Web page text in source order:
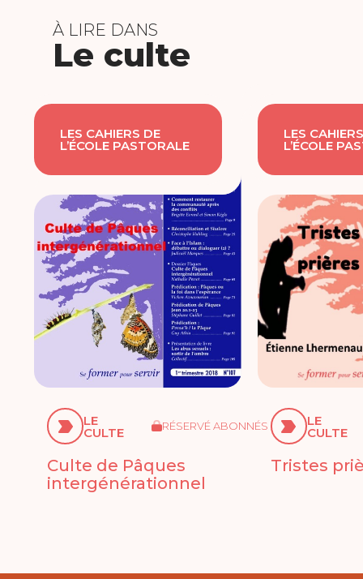
À LIRE DANS
Le culte
LES CAHIERS DE
L’ÉCOLE PASTORALE
LE
CULTE RÉSERVÉ ABONNÉS
Culte de Pâques
intergénérationnel
LES
L’ÉCOLE
LE
CULTE
Tristes